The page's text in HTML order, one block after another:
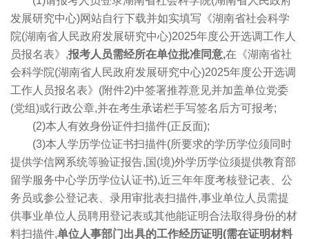
发展研究中心)网站自行下载并如实填写《湖南省社会科学
院(湖南省人民政府发展研究中心)2025年度公开选调工作人
员报名表》,报考人员需经所在单位批准同意,在《湖南省社
会科学院(湖南省人民政府发展研究中心)2025年度公开选调
工作人员报名表》(附件2)中签署推荐意见并加盖单位党委
(党组)或行政公章,并在考生承诺栏手写签名后方可报考;
(2)本人有效身份证件扫描件(正反面);
(3)本人学历学位证书扫描件(所要求的学历学位须同时
提供学信网系统等验证报告,国(境)外学历学位须提供教育部
留学服务中心学历学位认证书),近三年年度考核登记表、公
务员或参公登记表、录用审批表扫描件,事业单位人员需提
供事业单位人员聘用登记表或其他能证明合法取得身份的材
料扫描件,单位人事部门出具的工作经历证明(需在证明材料